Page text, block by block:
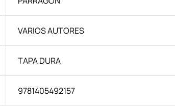
VARIOS AUTORES
TAPA DURA
9781405492157